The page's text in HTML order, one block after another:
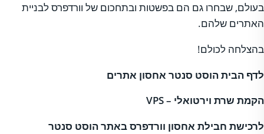
בעולם, שבחרו גם הם בפשטות ובתחכום של וורדפרס לבניית
האתרים שלהם.
בהצלחה לכולם!
לדף הבית הוסט סנטר אחסון אתרים
הקמת שרת וירטואלי – VPS
לרכישת חבילת אחסון וורדפרס באתר הוסט סנטר